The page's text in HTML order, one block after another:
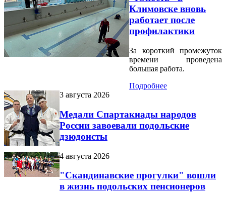
Климовске вновь
работает после
профилактики
За короткий промежуток
времени проведена
большая работа.
Подробнее
3 августа 2026
Медали Спартакиады народов
России завоевали подольские
дзюдоисты
4 августа 2026
"Скандинавские прогулки" вошли
в жизнь подольских пенсионеров